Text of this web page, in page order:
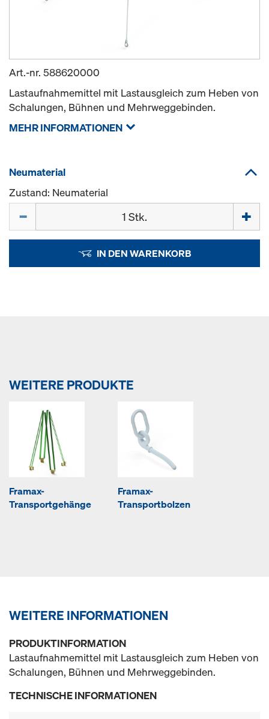
Art.-nr. 588620000
Lastaufnahmemittel mit Lastausgleich zum Heben von
Schalungen, Bühnen und Mehrweggebinden.
MEHR INFORMATIONEN
Neumaterial
Zustand: Neumaterial
IN DEN WARENKORB
WEITERE PRODUKTE
Framax-
Transportgehänge
Framax-
Transportbolzen
WEITERE INFORMATIONEN
PRODUKTINFORMATION
Lastaufnahmemittel mit Lastausgleich zum Heben von
Schalungen, Bühnen und Mehrweggebinden.
TECHNISCHE INFORMATIONEN